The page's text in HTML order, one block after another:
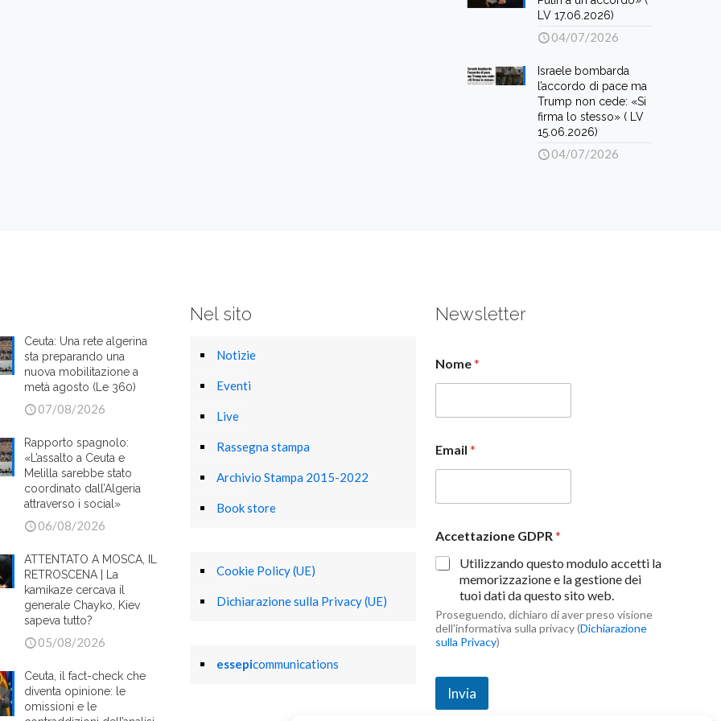
LV 17.06.2026)
04/07/2026
Israele bombarda
l’accordo di pace ma
Trump non cede: «Si
firma lo stesso» ( LV
15.06.2026)
04/07/2026
Ceuta: Una rete algerina
sta preparando una
nuova mobilitazione a
metà agosto (Le 360)
07/08/2026
Rapporto spagnolo:
«L’assalto a Ceuta e
Melilla sarebbe stato
coordinato dall’Algeria
attraverso i social»
06/08/2026
ATTENTATO A MOSCA, IL
RETROSCENA | La
kamikaze cercava il
generale Chayko, Kiev
sapeva tutto?
05/08/2026
Ceuta, il fact-check che
diventa opinione: le
omissioni e le
Nel sito
Notizie
Eventi
Live
Rassegna stampa
Archivio Stampa 2015-2022
Book store
Cookie Policy (UE)
Dichiarazione sulla Privacy (UE)
essepicommunications
Newsletter
Nome*
Email *
Accettazione GDPR*
Utilizzando questo modulo accetti la
memorizzazione e la gestione dei
tuoi dati da questo sito web.
Proseguendo, dichiaro di aver preso visione
dell'informativa sulla privacy (Dichiarazione
sulla Privacy)
Invia